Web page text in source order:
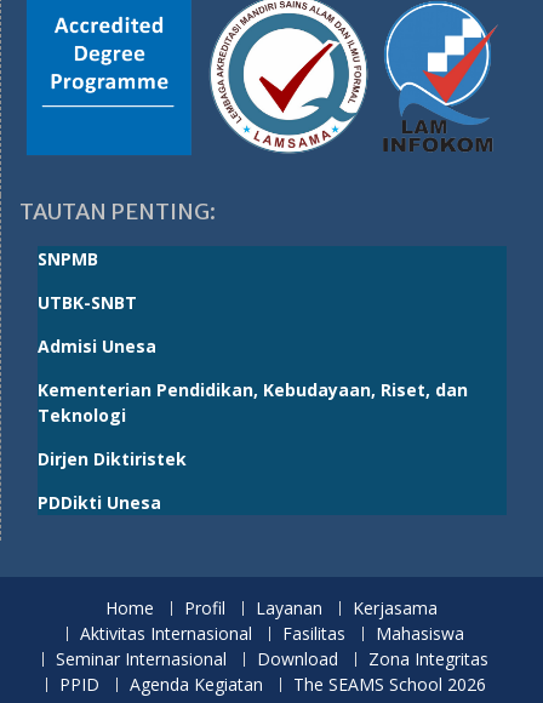
TAUTAN PENTING:
SNPMB
UTBK-SNBT
Admisi Unesa
Kementerian Pendidikan, Kebudayaan, Riset, dan
Teknologi
Dirjen Diktiristek
PDDikti Unesa
Home Profil Layanan
Kerjasama
Aktivitas Internasional
Fasilitas
Mahasiswa
Seminar Internasional
Download
Zona Integritas
PPID
Agenda Kegiatan
The SEAMS School 2026